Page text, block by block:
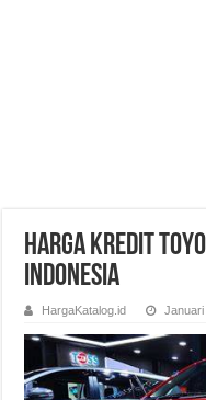
Harga Kredit
Indonesia
HargaKatalog.id